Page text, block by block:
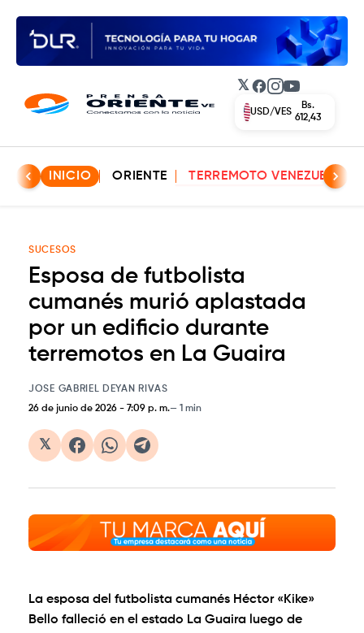
𝕏 Facebook
Instagram
YouTube
EUR/VES
Bs.
702,42
INICIO ORIENTE TERREMOTO VENEZUELA
SUCESOS
Esposa de futbolista
cumanés murió aplastada
por un edificio durante
terremotos en La Guaira
JOSE GABRIEL DEYAN RIVAS
26 de junio de 2026 - 7:09 p. m. 1 min
𝕏
La esposa del futbolista cumanés Héctor «Kike»
Bello falleció en el estado La Guaira luego de